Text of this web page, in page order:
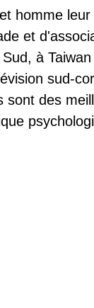
homme
et
à
sud-
sont des